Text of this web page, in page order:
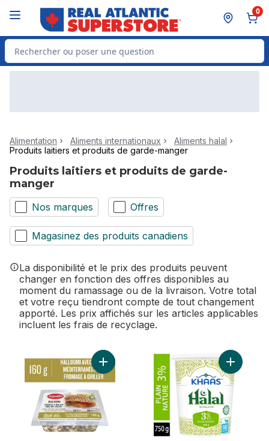
0
Rechercher des produits
Alimentation Aliments internationaux
Aliments halal
Produits laitiers et produits de garde-manger
Produits laitiers et produits de garde-
manger
Nos marques Offres
Magasinez des produits canadiens
La disponibilité et le prix des produits peuvent
changer en fonction des offres disponibles au
moment du ramassage ou de la livraison. Votre total
et votre reçu tiendront compte de tout changement
apporté. Les prix affichés sur les articles applicables
incluent les frais de recyclage.
Ajouter Fromage Haloumi avec épices
Ajouter